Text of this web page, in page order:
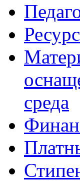
среда